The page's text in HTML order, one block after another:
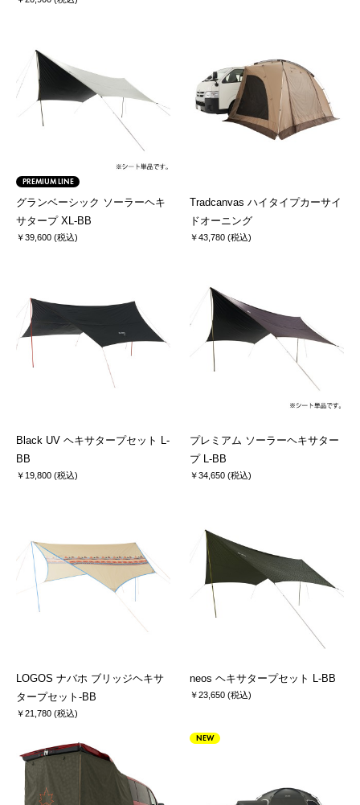
PREMIUM LINE
グランベーシック ソーラーヘキ
サタープ XL-BB
￥39,600 (税込)
Tradcanvas ハイタイプカーサイ
ドオーニング
￥43,780 (税込)
Black UV ヘキサタープセット L-
BB
￥19,800 (税込)
プレミアム ソーラーヘキサター
プ L-BB
￥34,650 (税込)
LOGOS ナバホ ブリッジヘキサ
タープセット-BB
￥21,780 (税込)
neos ヘキサタープセット L-BB
￥23,650 (税込)
NEW